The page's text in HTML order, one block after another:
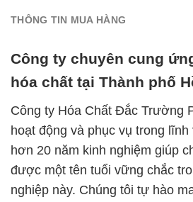
THÔNG TIN MUA HÀNG
Công ty chuyên cung
hóa chất tại Thành phố
Công ty Hóa Chất Đắc Trường
hoạt động và phục vụ trong
hơn 20 năm kinh nghiệm giúp
được một tên tuổi vững chắc
nghiệp này. Chúng tôi tự hào